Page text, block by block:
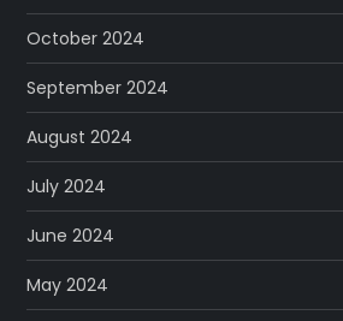
October 2024
September 2024
August 2024
July 2024
June 2024
May 2024